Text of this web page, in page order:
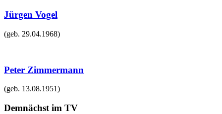
Jürgen Vogel
(geb. 29.04.1968)
Peter Zimmermann
(geb. 13.08.1951)
Demnächst im TV